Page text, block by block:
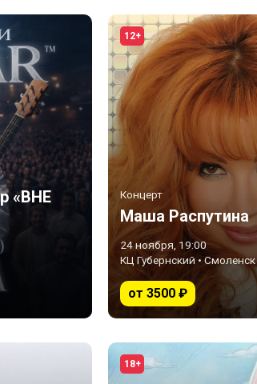
«ВНЕ
12+
Концерт
Маша Распутина
24 ноября, 19:00
КЦ Губернский • Смоленск
от 3500 ₽
18+